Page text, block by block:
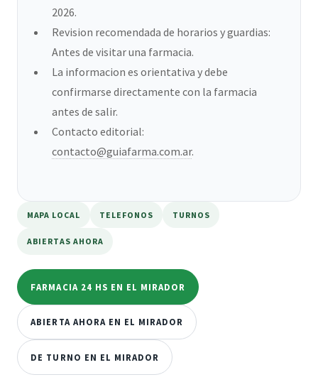
2026.
Revision recomendada de horarios y guardias:
Antes de visitar una farmacia.
La informacion es orientativa y debe
confirmarse directamente con la farmacia
antes de salir.
Contacto editorial:
contacto@guiafarma.com.ar.
MAPA LOCAL TELEFONOS TURNOS
ABIERTAS AHORA
FARMACIA 24 HS EN EL MIRADOR
ABIERTA AHORA EN EL MIRADOR
DE TURNO EN EL MIRADOR